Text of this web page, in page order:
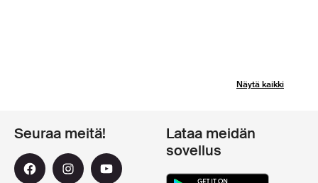
Näytä kaikki
Seuraa meitä!
Lataa meidän
sovellus